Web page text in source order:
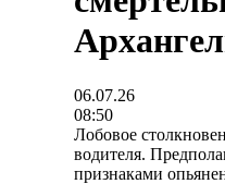
06.07.26
08:50
Лобовое
водителя.
признаками